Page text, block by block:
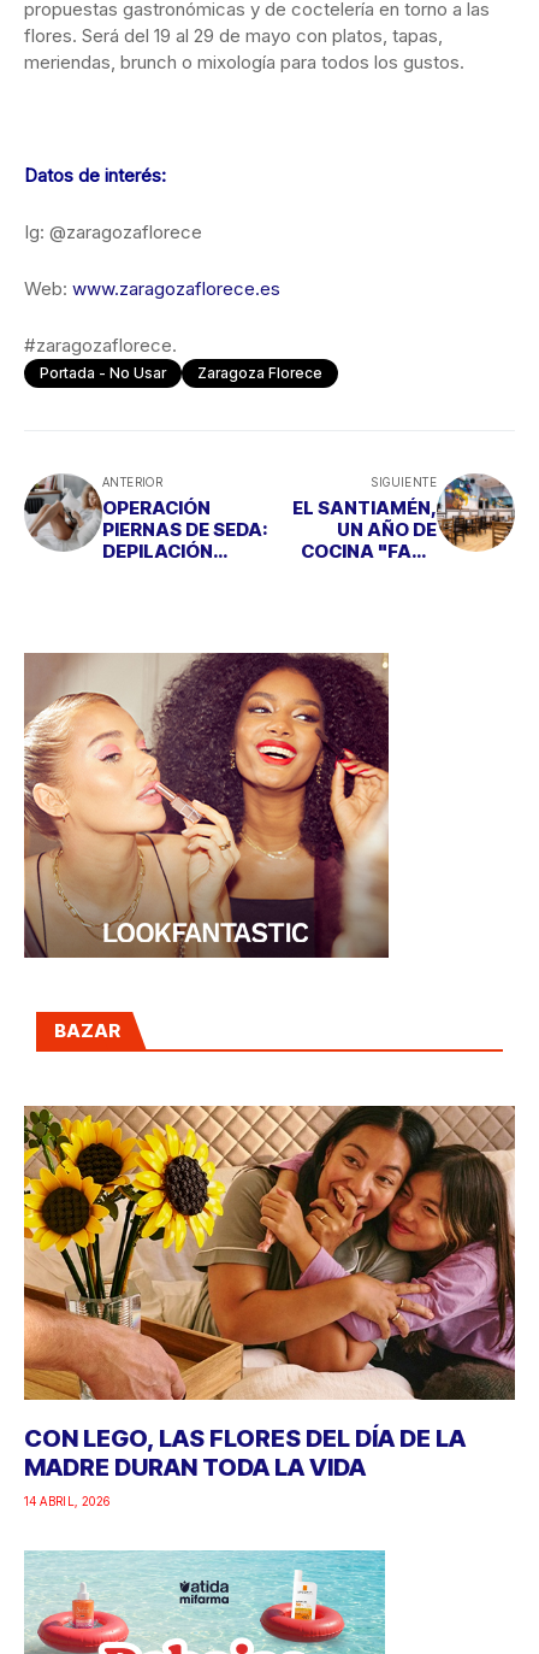
propuestas gastronómicas y de coctelería en torno a las
flores. Será del 19 al 29 de mayo con platos, tapas,
meriendas, brunch o mixología para todos los gustos.
Datos de interés:
Ig: @zaragozaflorece
Web: www.zaragozaflorece.es
#zaragozaflorece.
Portada - No Usar Zaragoza Florece
ANTERIOR
OPERACIÓN
PIERNAS DE SEDA:
DEPILACIÓN
SIGUIENTE
EL SANTIAMÉN,
UN AÑO DE
COCINA "FAST
BAZAR
CON LEGO, LAS FLORES DEL DÍA DE LA
MADRE DURAN TODA LA VIDA
14 ABRIL, 2026